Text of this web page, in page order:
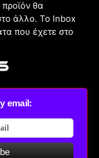
θα
άλλο. Το Inbox
που έχετε στο
email: